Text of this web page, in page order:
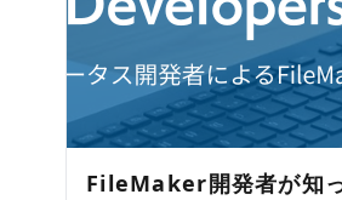
FileMaker開発者が知